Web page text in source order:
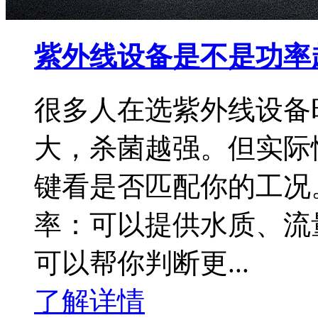
紫外线设备是不是功
很多人在选紫外线设
大，杀菌越强。但实
键看是否匹配你的工
率：可以提供水质、
可以帮你判断更...
了解详情